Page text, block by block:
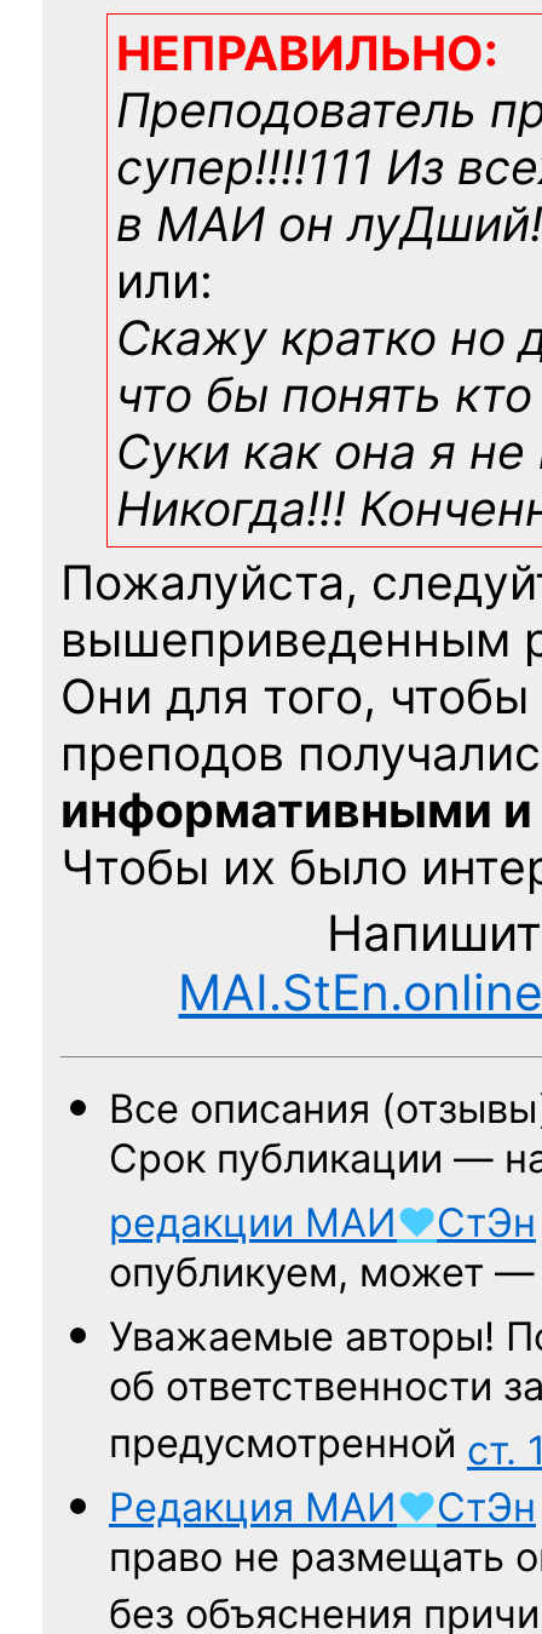
НЕПРАВИЛЬНО:
Преподователь
супер!!!!111 Из
в МАИ он
или:
Скажу кратко но
что бы понять
Суки как она я не
Никогда!!!
Пожалуйста,
вышеприведенным
Они для того,
преподов
информативными
Чтобы их было
Все описания
Срок публикации —
редакции МАИ♥СтЭн
опубликуем, может
Уважаемые авторы!
об ответственности
предусмотренной ст.
Редакция МАИ♥СтЭн
право не размещать
без объяснения